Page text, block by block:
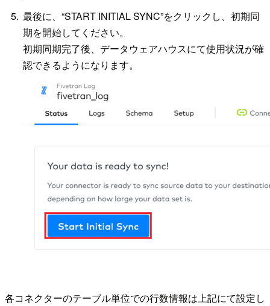
最後に、“START INITIAL SYNC”をクリックし、初期同
期を開始してください。
初期同期完了後、データウェアハウスにて使用状況が確
認できるようになります。
各コネクターのテーブル単位での行数情報は上記にて設定し